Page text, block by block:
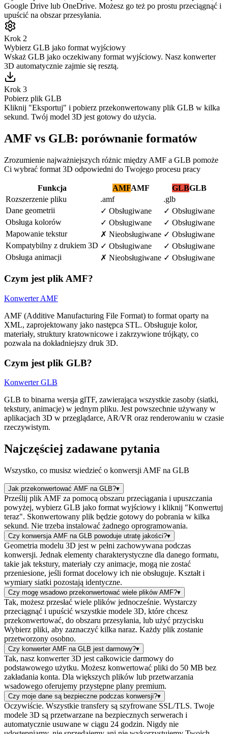
Google Drive lub OneDrive. Możesz go też po prostu przeciągnąć i
upuścić na obszar przesyłania.
Krok 2
Wybierz GLB jako format wyjściowy
Wskaż GLB jako oczekiwany format wyjściowy. Nasz konwerter
3D automatycznie zajmie się resztą.
Krok 3
Pobierz plik GLB
Kliknij "Eksportuj" i pobierz przekonwertowany plik GLB w kilka
sekund. Twój model 3D jest gotowy do użycia.
AMF vs GLB: porównanie formatów
Zrozumienie najważniejszych różnic między AMF a GLB pomoże
Ci wybrać format 3D odpowiedni do Twojego procesu pracy
Funkcja AMFAMF GLBGLB
Rozszerzenie pliku
.amf
.glb
Dane geometrii
✓ Obsługiwane ✓ Obsługiwane
Obsługa kolorów
✓ Obsługiwane ✓ Obsługiwane
Mapowanie tekstur
✗ Nieobsługiwane ✓ Obsługiwane
Kompatybilny z drukiem 3D ✓ Obsługiwane ✓ Obsługiwane
Obsługa animacji
✗ Nieobsługiwane ✓ Obsługiwane
Czym jest plik AMF?
Konwerter AMF
AMF (Additive Manufacturing File Format) to format oparty na
XML, zaprojektowany jako następca STL. Obsługuje kolor,
materiały, struktury kratownicowe i zakrzywione trójkąty, co
pozwala na dokładniejszy druk 3D.
Czym jest plik GLB?
Konwerter GLB
GLB to binarna wersja glTF, zawierająca wszystkie zasoby (siatki,
tekstury, animacje) w jednym pliku. Jest powszechnie używany w
aplikacjach 3D w przeglądarce, AR/VR oraz renderowaniu w czasie
rzeczywistym.
Najczęściej zadawane pytania
Wszystko, co musisz wiedzieć o konwersji AMF na GLB
Jak przekonwertować AMF na GLB?▾
Prześlij plik AMF za pomocą obszaru przeciągania i upuszczania
powyżej, wybierz GLB jako format wyjściowy i kliknij "Konwertuj
teraz". Skonwertowany plik będzie gotowy do pobrania w kilka
sekund. Nie trzeba instalować żadnego oprogramowania.
Czy konwersja AMF na GLB powoduje utratę jakości?▾
Geometria modelu 3D jest w pełni zachowywana podczas
konwersji. Jednak elementy charakterystyczne dla danego formatu,
takie jak tekstury, materiały czy animacje, mogą nie zostać
przeniesione, jeśli format docelowy ich nie obsługuje. Kształt i
wymiary siatki pozostają identyczne.
Czy mogę wsadowo przekonwertować wiele plików AMF?▾
Tak, możesz przesłać wiele plików jednocześnie. Wystarczy
przeciągnąć i upuścić wszystkie modele 3D, które chcesz
przekonwertować, do obszaru przesyłania, lub użyć przycisku
Wybierz pliki, aby zaznaczyć kilka naraz. Każdy plik zostanie
przetworzony osobno.
Czy konwerter AMF na GLB jest darmowy?▾
Tak, nasz konwerter 3D jest całkowicie darmowy do
podstawowego użytku. Możesz konwertować pliki do 50 MB bez
zakładania konta. Dla większych plików lub przetwarzania
wsadowego oferujemy przystępne plany premium.
Czy moje dane są bezpieczne podczas konwersji?▾
Oczywiście. Wszystkie transfery są szyfrowane SSL/TLS. Twoje
modele 3D są przetwarzane na bezpiecznych serwerach i
automatycznie usuwane w ciągu 24 godzin. Nigdy nie